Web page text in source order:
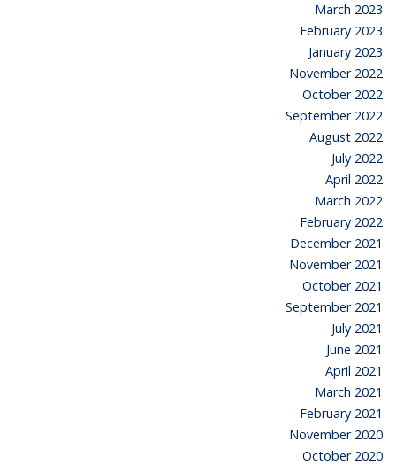
March 2023
February 2023
January 2023
November 2022
October 2022
September 2022
August 2022
July 2022
April 2022
March 2022
February 2022
December 2021
November 2021
October 2021
September 2021
July 2021
June 2021
April 2021
March 2021
February 2021
November 2020
October 2020